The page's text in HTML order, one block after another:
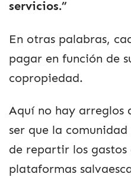
servicios.”
En otras palabras,
pagar en función de
copropiedad.
Aquí no hay arreglos
ser que la
de repartir los
plataformas